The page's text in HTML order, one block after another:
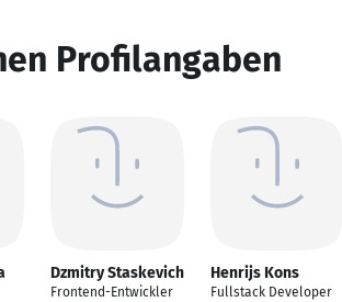
Profilangaben
Dzmitry Staskevich
Frontend-Entwickler
Henrijs Kons
Fullstack Developer